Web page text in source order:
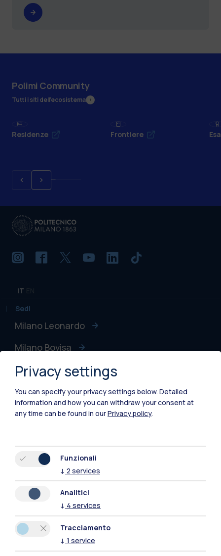
Polimi Community
Tutti i siti dell’ecosistema
Residenze Frontiere
IT
Sedi
Milano Leonardo
Milano Bovisa
Cremona
Lecco
Mantova
Xi'an
Naviga il sito
Contattaci
Privacy settings
You can specify your privacy settings below. Detailed
information and how you can withdraw your consent at
any time can be found in ourPrivacy policy.
Funzionali
↓ 2 services
Analitici
↓ 4 services
Tracciamento
↓ 1 service